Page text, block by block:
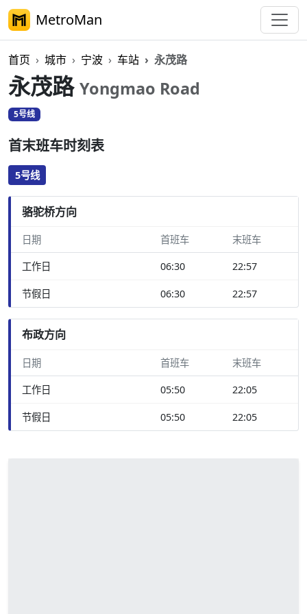
MetroMan
首页 城市 宁波 车站 永茂路
永茂路 Yongmao Road
5号线
首末班车时刻表
5号线
骆驼桥方向
日期 首班车 末班车
工作日 06:30 22:57
节假日 06:30 22:57
布政方向
日期 首班车 末班车
工作日 05:50 22:05
节假日 05:50 22:05